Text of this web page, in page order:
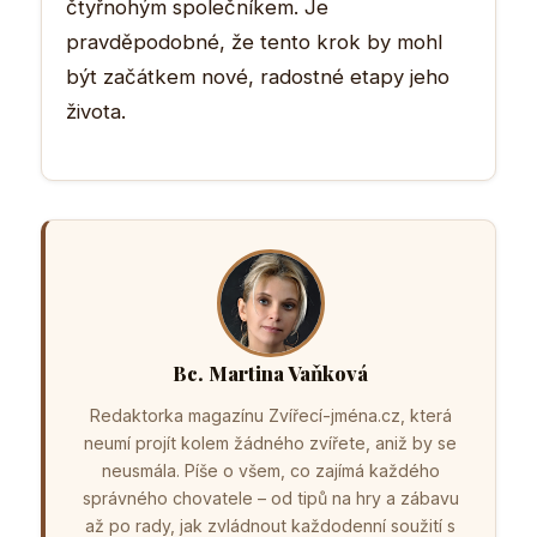
čtyřnohým společníkem. Je
pravděpodobné, že tento krok by mohl
být začátkem nové, radostné etapy jeho
života.
Bc. Martina Vaňková
Redaktorka magazínu Zvířecí-jména.cz, která
neumí projít kolem žádného zvířete, aniž by se
neusmála. Píše o všem, co zajímá každého
správného chovatele – od tipů na hry a zábavu
až po rady, jak zvládnout každodenní soužití s